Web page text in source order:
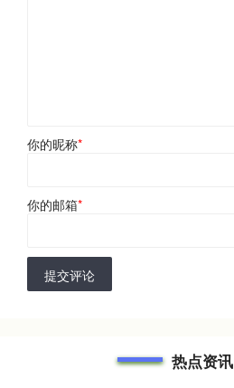
你的昵称*
你的邮箱*
提交评论
热点资讯